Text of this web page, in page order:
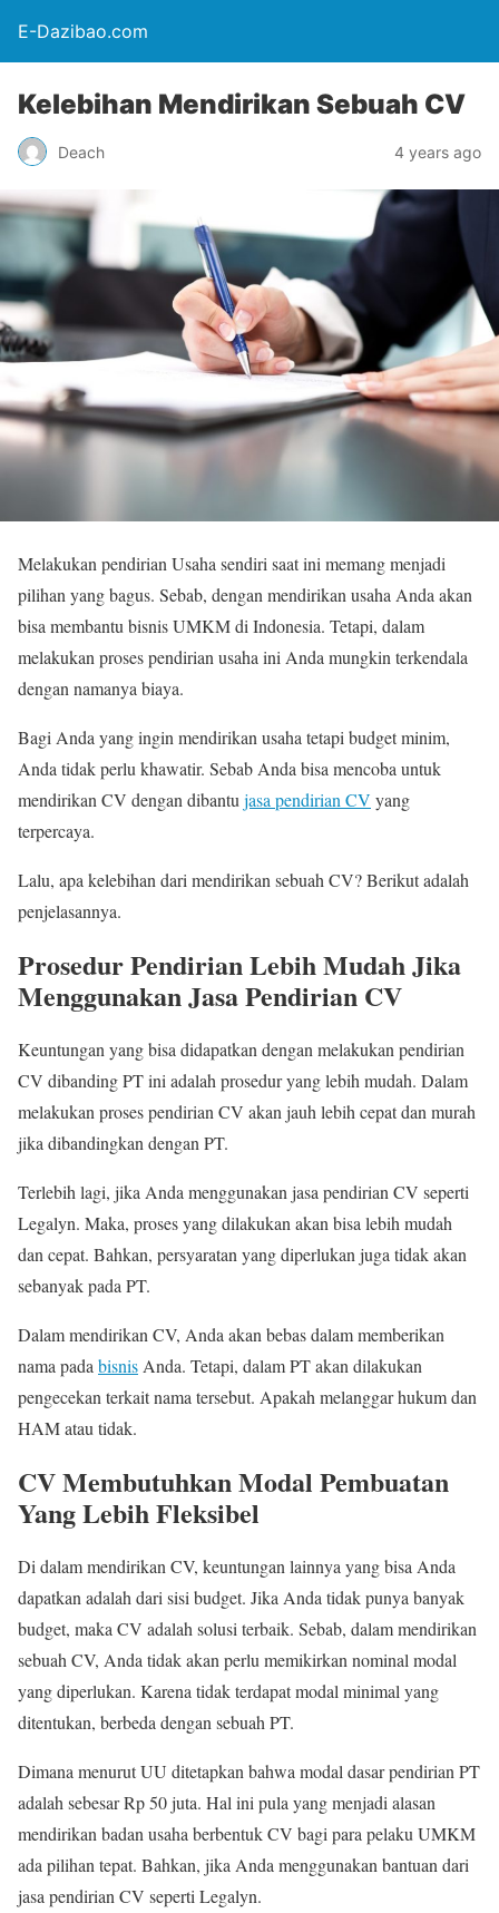
E-Dazibao.com
Kelebihan Mendirikan Sebuah CV
Deach 4 years ago
Melakukan pendirian Usaha sendiri saat ini memang menjadi
pilihan yang bagus. Sebab, dengan mendirikan usaha Anda akan
bisa membantu bisnis UMKM di Indonesia. Tetapi, dalam
melakukan proses pendirian usaha ini Anda mungkin terkendala
dengan namanya biaya.
Bagi Anda yang ingin mendirikan usaha tetapi budget minim,
Anda tidak perlu khawatir. Sebab Anda bisa mencoba untuk
mendirikan CV dengan dibantu jasa pendirian CV yang
terpercaya.
Lalu, apa kelebihan dari mendirikan sebuah CV? Berikut adalah
penjelasannya.
Prosedur Pendirian Lebih Mudah Jika
Menggunakan Jasa Pendirian CV
Keuntungan yang bisa didapatkan dengan melakukan pendirian
CV dibanding PT ini adalah prosedur yang lebih mudah. Dalam
melakukan proses pendirian CV akan jauh lebih cepat dan murah
jika dibandingkan dengan PT.
Terlebih lagi, jika Anda menggunakan jasa pendirian CV seperti
Legalyn. Maka, proses yang dilakukan akan bisa lebih mudah
dan cepat. Bahkan, persyaratan yang diperlukan juga tidak akan
sebanyak pada PT.
Dalam mendirikan CV, Anda akan bebas dalam memberikan
nama pada bisnis Anda. Tetapi, dalam PT akan dilakukan
pengecekan terkait nama tersebut. Apakah melanggar hukum dan
HAM atau tidak.
CV Membutuhkan Modal Pembuatan
Yang Lebih Fleksibel
Di dalam mendirikan CV, keuntungan lainnya yang bisa Anda
dapatkan adalah dari sisi budget. Jika Anda tidak punya banyak
budget, maka CV adalah solusi terbaik. Sebab, dalam mendirikan
sebuah CV, Anda tidak akan perlu memikirkan nominal modal
yang diperlukan. Karena tidak terdapat modal minimal yang
ditentukan, berbeda dengan sebuah PT.
Dimana menurut UU ditetapkan bahwa modal dasar pendirian PT
adalah sebesar Rp 50 juta. Hal ini pula yang menjadi alasan
mendirikan badan usaha berbentuk CV bagi para pelaku UMKM
ada pilihan tepat. Bahkan, jika Anda menggunakan bantuan dari
jasa pendirian CV seperti Legalyn.